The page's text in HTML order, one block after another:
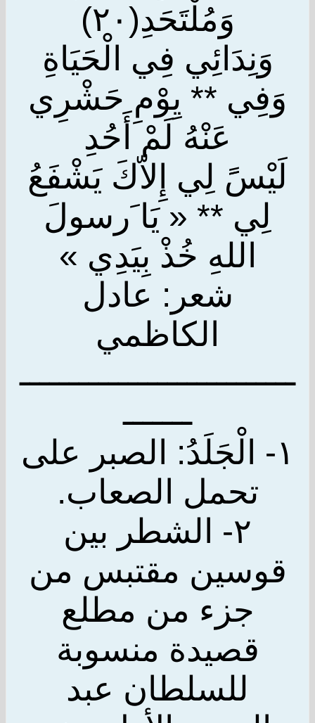
وَمُلْتَحَدِ(٢٠)
وَنِدَائِي فِي الْحَيَاةِ
وَفِي ** يِوْمِ حَشْرِي
عَنْهُ لَمْ أَحُدِ
لَيْسًَ لِي إِلاّكَ يَشْفَعُ
لِي ** « يَا َرسولَ
اللهِ خُذْ بِيَدِي »
شعر: عادل
الكاظمي
ــــــــــــــــــــــــــــ
ـــــــ
١- الْجَلَدُ: الصبر على
تحمل الصعاب.
٢- الشطر بين
قوسين مقتبس من
جزء من مطلع
قصيدة منسوبة
للسلطان عبد